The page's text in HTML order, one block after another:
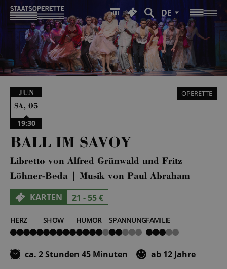
DE
JUN
SA, 05
19:30
OPERETTE
BALL IM SAVOY
Libretto von Alfred Grünwald und Fritz
Löhner-Beda | Musik von Paul Abraham
KARTEN 21 - 55 €
HERZ
5
von
SHOW
5
von
HUMOR
4
von
SPANNUNG
2
von
FAMILIE
3
von
ca. 2 Stunden 45 Minuten ab 12 Jahre